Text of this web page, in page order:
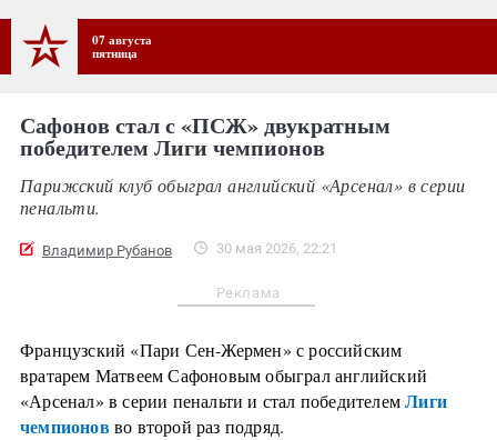
07 августа
пятница
Сафонов стал с «ПСЖ» двукратным
победителем Лиги чемпионов
Парижский клуб обыграл английский «Арсенал» в серии
пенальти.
Владимир Рубанов 30 мая 2026, 22:21
Реклама
Французский «Пари Сен-Жермен» с российским
вратарем Матвеем Сафоновым обыграл английский
«Арсенал» в серии пенальти и стал победителемЛиги
чемпионовво второй раз подряд.